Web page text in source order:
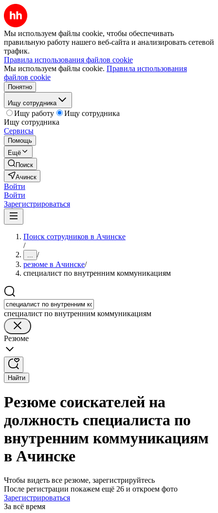
Мы используем файлы cookie, чтобы обеспечивать
правильную работу нашего веб-сайта и анализировать сетевой
трафик.
Правила использования файлов cookie
Мы используем файлы cookie. Правила использования
файлов cookie
Понятно
Ищу сотрудника
Ищу работу
Ищу сотрудника
Ищу сотрудника
Сервисы
Помощь
Ещё
Поиск
Ачинск
Войти
Войти
Зарегистрироваться
Поиск сотрудников в Ачинске
/
... /
резюме в Ачинске/
специалист по внутренним коммуникациям
специалист по внутренним коммуникациям
Резюме
Найти
Резюме соискателей на
должность специалиста по
внутренним коммуникациям
в Ачинске
Чтобы видеть все резюме, зарегистрируйтесь
После регистрации покажем ещё 26 и откроем фото
Зарегистрироваться
За всё время